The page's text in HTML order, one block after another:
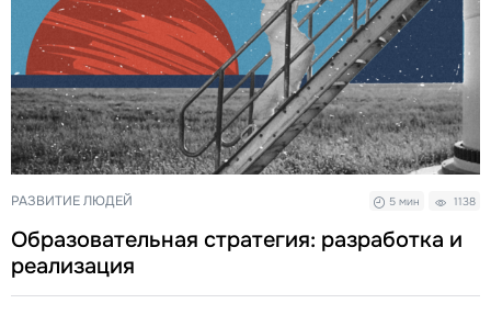
РАЗВИТИЕ ЛЮДЕЙ 5 мин 1138
Образовательная стратегия: разработка и
реализация